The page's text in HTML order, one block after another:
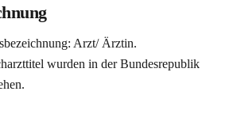
Arzt/ Ärztin.
wurden in der Bundesrepublik